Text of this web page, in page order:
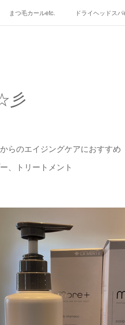
まつ毛カールetc. ドライヘッドスパ
彡
らのエイジングケアにおすすめ
、トリートメント